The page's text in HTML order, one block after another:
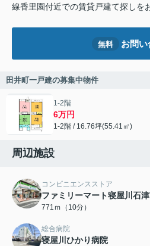
線香里園付近での賃貸戸建て探しを
無料 お問い
田井町一戸建の募集中物件
1-2階
6万円
1-2階 / 16.76坪(55.41㎡)
周辺施設
コンビニエンスストア
ファミリーマート寝屋川石
771ｍ（10分）
総合病院
寝屋川ひかり病院